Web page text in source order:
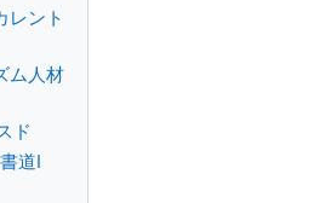
レント
ム人材
ド
道Ⅰ